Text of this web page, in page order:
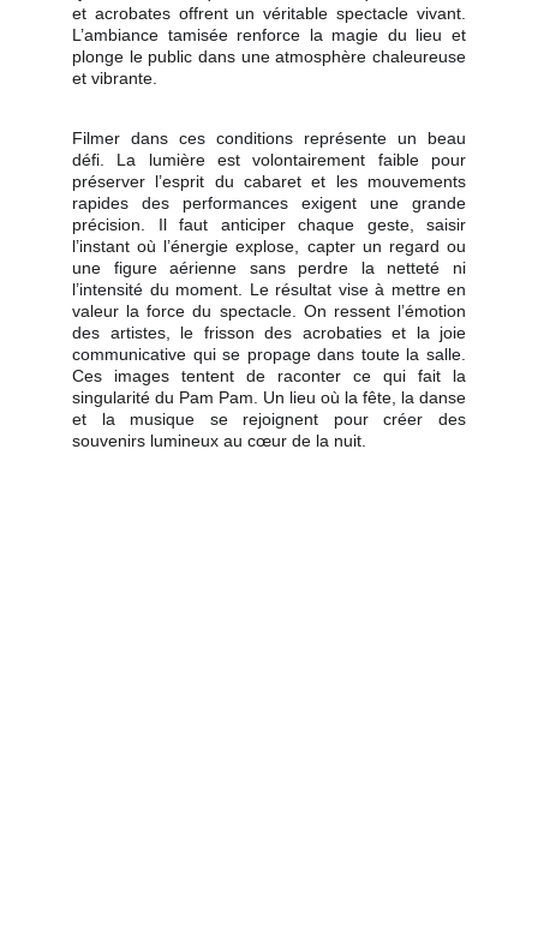
et acrobates offrent un véritable spectacle vivant.
L’ambiance tamisée renforce la magie du lieu et
plonge le public dans une atmosphère chaleureuse
et vibrante.
Filmer dans ces conditions représente un beau
défi. La lumière est volontairement faible pour
préserver l’esprit du cabaret et les mouvements
rapides des performances exigent une grande
précision. Il faut anticiper chaque geste, saisir
l’instant où l’énergie explose, capter un regard ou
une figure aérienne sans perdre la netteté ni
l’intensité du moment. Le résultat vise à mettre en
valeur la force du spectacle. On ressent l’émotion
des artistes, le frisson des acrobaties et la joie
communicative qui se propage dans toute la salle.
Ces images tentent de raconter ce qui fait la
singularité du Pam Pam. Un lieu où la fête, la danse
et la musique se rejoignent pour créer des
souvenirs lumineux au cœur de la nuit.